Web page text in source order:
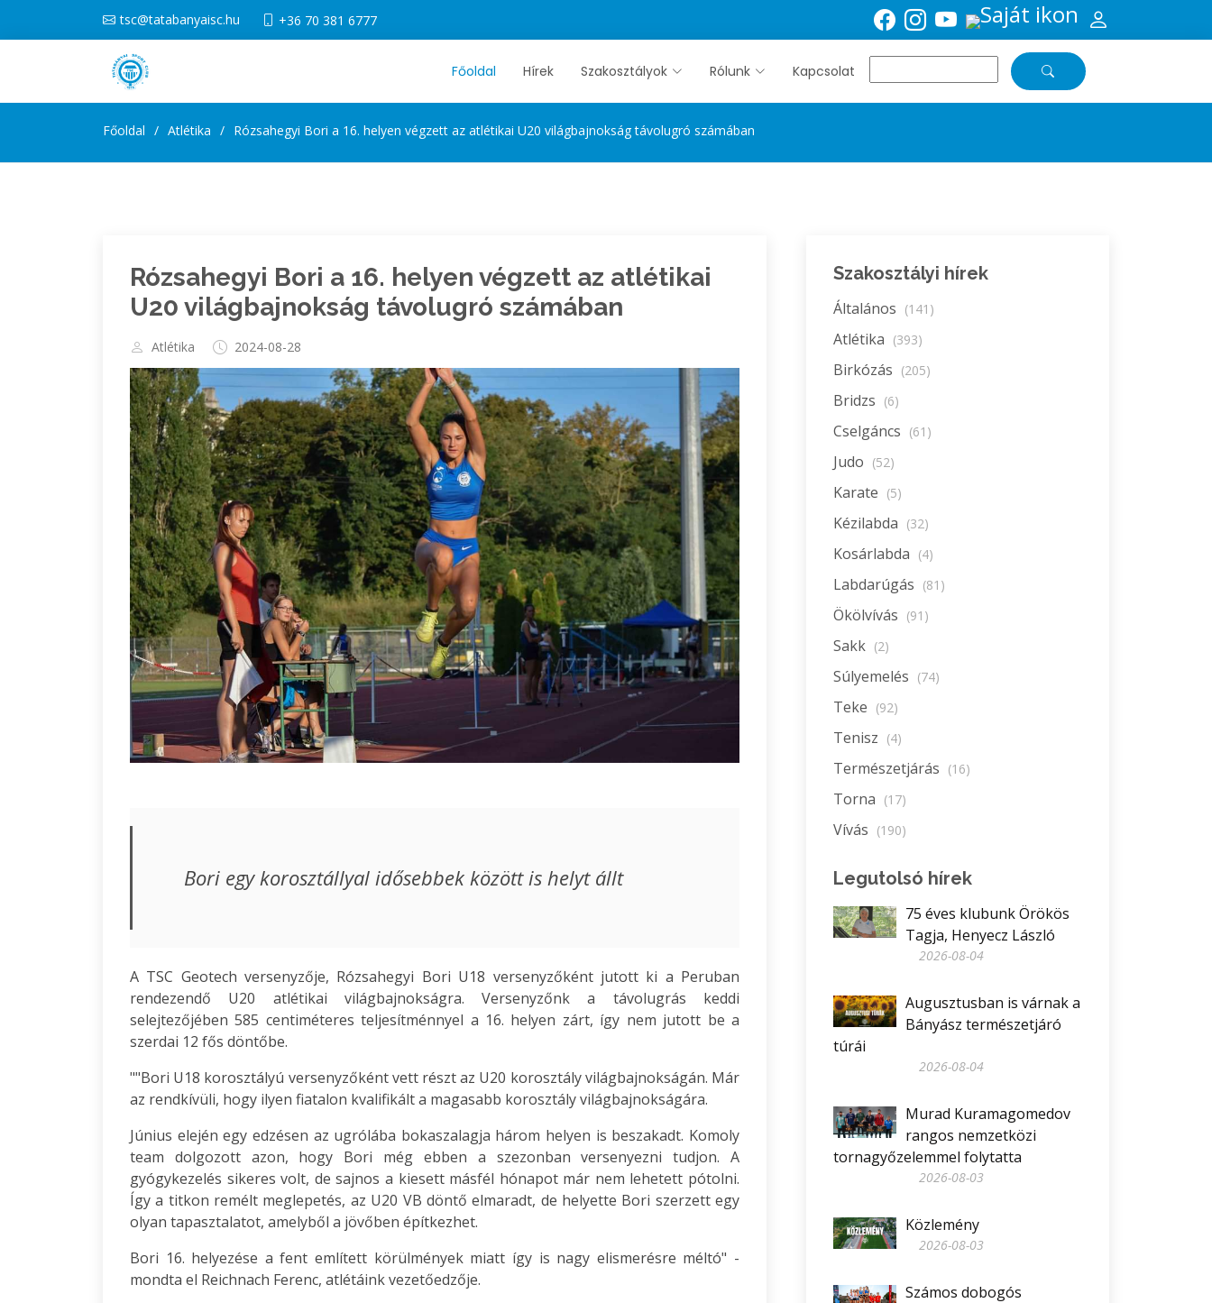
tsc@tatabanyaisc.hu +36 70 381 6777
Főoldal Hírek Szakosztályok Rólunk Kapcsolat
Főoldal Atlétika Rózsahegyi Bori a 16. helyen végzett az atlétikai U20 világbajnokság távolugró számában
Rózsahegyi Bori a 16. helyen végzett az atlétikai
U20 világbajnokság távolugró számában
Atlétika 2024-08-28
Bori egy korosztállyal idősebbek között is helyt állt
A TSC Geotech versenyzője, Rózsahegyi Bori U18 versenyzőként jutott ki a Peruban
rendezendő U20 atlétikai világbajnokságra. Versenyzőnk a távolugrás keddi
selejtezőjében 585 centiméteres teljesítménnyel a 16. helyen zárt, így nem jutott be a
szerdai 12 fős döntőbe.
""Bori U18 korosztályú versenyzőként vett részt az U20 korosztály világbajnokságán. Már
az rendkívüli, hogy ilyen fiatalon kvalifikált a magasabb korosztály világbajnokságára.
Június elején egy edzésen az ugrólába bokaszalagja három helyen is beszakadt. Komoly
team dolgozott azon, hogy Bori még ebben a szezonban versenyezni tudjon. A
gyógykezelés sikeres volt, de sajnos a kiesett másfél hónapot már nem lehetett pótolni.
Így a titkon remélt meglepetés, az U20 VB döntő elmaradt, de helyette Bori szerzett egy
olyan tapasztalatot, amelyből a jövőben építkezhet.
Bori 16. helyezése a fent említett körülmények miatt így is nagy elismerésre méltó" -
mondta el Reichnach Ferenc, atlétáink vezetőedzője.
Szakosztályi hírek
Általános (141)
Atlétika (393)
Birkózás (205)
Bridzs (6)
Cselgáncs (61)
Judo (52)
Karate (5)
Kézilabda (32)
Kosárlabda (4)
Labdarúgás (81)
Ökölvívás (91)
Sakk (2)
Súlyemelés (74)
Teke (92)
Tenisz (4)
Természetjárás (16)
Torna (17)
Vívás (190)
Legutolsó hírek
75 éves klubunk Örökös
Tagja, Henyecz László
2026-08-04
Augusztusban is várnak a
Bányász természetjáró
túrái
2026-08-04
Murad Kuramagomedov
rangos nemzetközi
tornagyőzelemmel folytatta
2026-08-03
Közlemény
2026-08-03
Számos dobogós